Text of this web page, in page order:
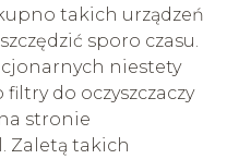
takich urządzeń
sporo czasu.
niestety
do oczyszczaczy
stronie
Zaletą takich